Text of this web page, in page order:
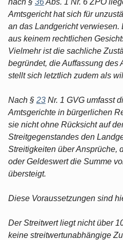
nach § 36Abs. 1 Nr. 6 ZPO
Amtsgericht hat sich für
an das Landgericht
aus keinem rechtlichen
Vielmehr ist die sachliche
begründet, die Auffassung des
stellt sich letztlich zudem als
Nach § 23 Nr. 1 GVG umfasst
Amtsgerichte in bürgerlichen
sie nicht ohne Rücksicht auf
Streitgegenstandes den
Streitigkeiten über Ansprüche,
oder Geldeswert die Summe
übersteigt.
Diese Voraussetzungen sind
Der Streitwert liegt nicht über
keine streitwertunabhängige